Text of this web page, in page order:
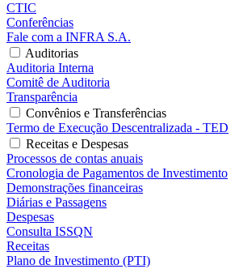
CTIC
Conferências
Fale com a INFRA S.A.
Auditorias
Auditoria Interna
Comitê de Auditoria
Transparência
Convênios e Transferências
Termo de Execução Descentralizada - TED
Receitas e Despesas
Processos de contas anuais
Cronologia de Pagamentos de Investimento
Demonstrações financeiras
Diárias e Passagens
Despesas
Consulta ISSQN
Receitas
Plano de Investimento (PTI)